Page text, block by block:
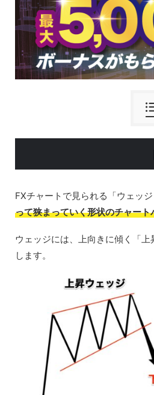
FXチャートで見られる「ウェッジ
って狭まっていく形状のチャート
ウェッジには、上向きに傾く「
します。